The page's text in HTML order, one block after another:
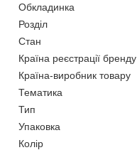
Обкладинка
Розділ
Стан
Країна реєстрації бренду
Країна-виробник товару
Тематика
Тип
Упаковка
Колір